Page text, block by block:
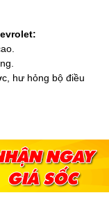
hư hỏng bộ điều